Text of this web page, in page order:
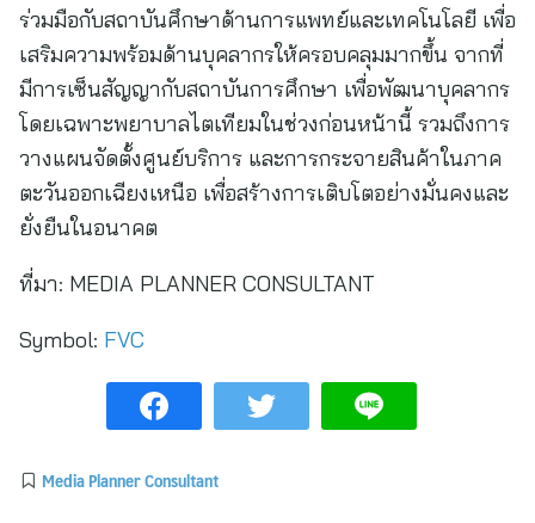
ร่วมมือกับสถาบันศึกษาด้านการแพทย์และเทคโนโลยี เพื่อ
เสริมความพร้อมด้านบุคลากรให้ครอบคลุมมากขึ้น จากที่
มีการเซ็นสัญญากับสถาบันการศึกษา เพื่อพัฒนาบุคลากร
โดยเฉพาะพยาบาลไตเทียมในช่วงก่อนหน้านี้ รวมถึงการ
วางแผนจัดตั้งศูนย์บริการ และการกระจายสินค้าในภาค
ตะวันออกเฉียงเหนือ เพื่อสร้างการเติบโตอย่างมั่นคงและ
ยั่งยืนในอนาคต
ที่มา: MEDIA PLANNER CONSULTANT
Symbol: FVC
Media Planner Consultant